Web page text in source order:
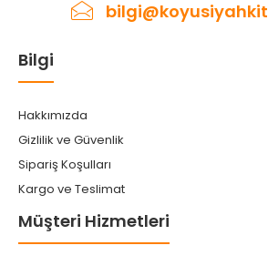
Bilgi
Hakkımızda
Gizlilik ve Güvenlik
Sipariş Koşulları
Kargo ve Teslimat
Müşteri Hizmetleri